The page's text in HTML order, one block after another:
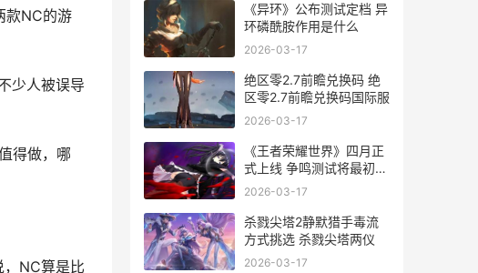
款NC的游
少人被误导
得做，哪
NC算是比
《异环》公布测试定档 异
环磷酰胺作用是什么
2026-03-17
绝区零2.7前瞻兑换码 绝
区零2.7前瞻兑换码国际服
2026-03-17
《王者荣耀世界》四月正
式上线 争鸣测试将最初
王者荣耀世界是什么类型
2026-03-17
杀戮尖塔2静默猎手毒流
方式挑选 杀戮尖塔两仪
2026-03-17